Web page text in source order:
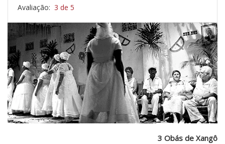
Avaliação: 3 de 5
3 Obás de Xangô